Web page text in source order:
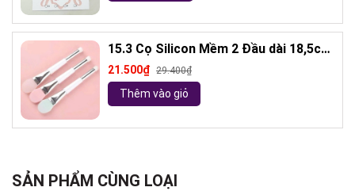
15.3 Cọ Silicon Mềm 2 Đầu dài 18,5cm
( ngẫu nhiên)
21.500₫ 29.400₫
Thêm vào giỏ
SẢN PHẨM CÙNG LOẠI